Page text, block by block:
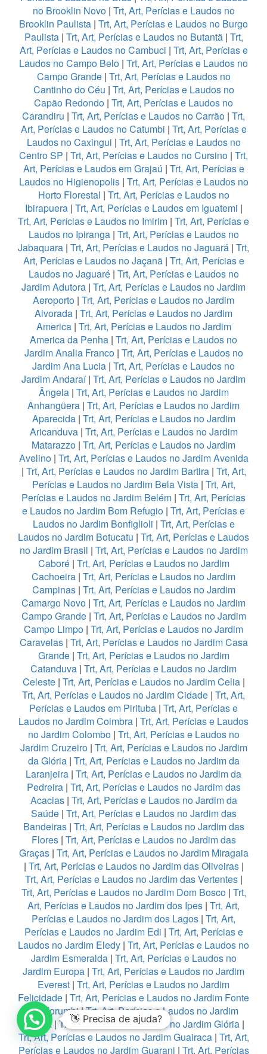
no Brooklin Novo| Trt, Art, Perícias e Laudos no
Brooklin Paulista | Trt, Art, Perícias e Laudos no Burgo
Paulista| Trt, Art, Perícias e Laudos no Butantã| Trt,
Art, Perícias e Laudos no Cambuci | Trt, Art, Perícias e
Laudos no Campo Belo | Trt, Art, Perícias e Laudos no
Campo Grande| Trt, Art, Perícias e Laudos no
Cantinho do Céu | Trt, Art, Perícias e Laudos no
Capão Redondo | Trt, Art, Perícias e Laudos no
Carandiru | Trt, Art, Perícias e Laudos no Carrão | Trt,
Art, Perícias e Laudos no Catumbi | Trt, Art, Perícias e
Laudos no Caxingui | Trt, Art, Perícias e Laudos no
Centro SP | Trt, Art, Perícias e Laudos no Cursino | Trt,
Art, Perícias e Laudos em Grajaú | Trt, Art, Perícias e
Laudos no Higienopolis| Trt, Art, Perícias e Laudos no
Horto Florestal | Trt, Art, Perícias e Laudos no
Ibirapuera| Trt, Art, Perícias e Laudos em Iguatemi |
Trt, Art, Perícias e Laudos no Imirim | Trt, Art, Perícias e
Laudos no Ipiranga| Trt, Art, Perícias e Laudos no
Jabaquara | Trt, Art, Perícias e Laudos no Jaguará | Trt,
Art, Perícias e Laudos no Jaçanã| Trt, Art, Perícias e
Laudos no Jaguaré| Trt, Art, Perícias e Laudos no
Jardim Adutora | Trt, Art, Perícias e Laudos no Jardim
Aeroporto | Trt, Art, Perícias e Laudos no Jardim
Alvorada | Trt, Art, Perícias e Laudos no Jardim
America| Trt, Art, Perícias e Laudos no Jardim
America da Penha | Trt, Art, Perícias e Laudos no
Jardim Analia Franco| Trt, Art, Perícias e Laudos no
Jardim Ana Lucia | Trt, Art, Perícias e Laudos no
Jardim Andaraí| Trt, Art, Perícias e Laudos no Jardim
Ângela| Trt, Art, Perícias e Laudos no Jardim
Anhangüera | Trt, Art, Perícias e Laudos no Jardim
Aparecida| Trt, Art, Perícias e Laudos no Jardim
Aricanduva| Trt, Art, Perícias e Laudos no Jardim
Matarazzo | Trt, Art, Perícias e Laudos no Jardim
Avelino| Trt, Art, Perícias e Laudos no Jardim Avenida
| Trt, Art, Perícias e Laudos no Jardim Bartira| Trt, Art,
Perícias e Laudos no Jardim Bela Vista| Trt, Art,
Perícias e Laudos no Jardim Belém | Trt, Art, Perícias
e Laudos no Jardim Bom Refugio | Trt, Art, Perícias e
Laudos no Jardim Bonfiglioli | Trt, Art, Perícias e
Laudos no Jardim Botucatu | Trt, Art, Perícias e Laudos
no Jardim Brasil | Trt, Art, Perícias e Laudos no Jardim
Caboré| Trt, Art, Perícias e Laudos no Jardim
Cachoeira | Trt, Art, Perícias e Laudos no Jardim
Campinas| Trt, Art, Perícias e Laudos no Jardim
Camargo Novo | Trt, Art, Perícias e Laudos no Jardim
Campo Grande| Trt, Art, Perícias e Laudos no Jardim
Campo Limpo | Trt, Art, Perícias e Laudos no Jardim
Caravelas| Trt, Art, Perícias e Laudos no Jardim Casa
Grande| Trt, Art, Perícias e Laudos no Jardim
Catanduva | Trt, Art, Perícias e Laudos no Jardim
Celeste| Trt, Art, Perícias e Laudos no Jardim Celia|
Trt, Art, Perícias e Laudos no Jardim Cidade | Trt, Art,
Perícias e Laudos em Pirituba | Trt, Art, Perícias e
Laudos no Jardim Coimbra | Trt, Art, Perícias e Laudos
no Jardim Colombo| Trt, Art, Perícias e Laudos no
Jardim Cruzeiro| Trt, Art, Perícias e Laudos no Jardim
da Glória| Trt, Art, Perícias e Laudos no Jardim da
Laranjeira | Trt, Art, Perícias e Laudos no Jardim da
Pedreira| Trt, Art, Perícias e Laudos no Jardim das
Acacias| Trt, Art, Perícias e Laudos no Jardim da
Saúde| Trt, Art, Perícias e Laudos no Jardim das
Bandeiras| Trt, Art, Perícias e Laudos no Jardim das
Flores| Trt, Art, Perícias e Laudos no Jardim das
Graças| Trt, Art, Perícias e Laudos no Jardim Miragaia
| Trt, Art, Perícias e Laudos no Jardim das Oliveiras|
Trt, Art, Perícias e Laudos no Jardim das Vertentes|
Trt, Art, Perícias e Laudos no Jardim Dom Bosco| Trt,
Art, Perícias e Laudos no Jardim dos Ipes | Trt, Art,
Perícias e Laudos no Jardim dos Lagos | Trt, Art,
Perícias e Laudos no Jardim Edi | Trt, Art, Perícias e
Laudos no Jardim Eledy | Trt, Art, Perícias e Laudos no
Jardim Esmeralda| Trt, Art, Perícias e Laudos no
Jardim Europa | Trt, Art, Perícias e Laudos no Jardim
Everest | Trt, Art, Perícias e Laudos no Jardim
Felicidade | Trt, Art, Perícias e Laudos no Jardim Fonte
do Morumbi|Trt, Art, Perícias e Laudos no Jardim
França| Trt, Art, Perícias e Laudos no Jardim Glória |
Trt, Art, Perícias e Laudos no Jardim Guairaca| Trt, Art,
Perícias e Laudos no Jardim Guarani | Trt, Art, Perícias
👋 Precisa de ajuda?